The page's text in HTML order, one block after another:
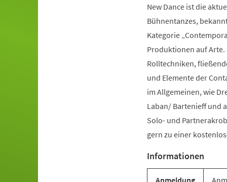
New Dance ist die
Bühnentanzes,
Kategorie
Produktionen auf Arte.
Rolltechniken,
und Elemente der
im Allgemeinen, wie
Laban/ Bartenieff und
Solo- und
gern zu einer
Informationen
Anmeldung